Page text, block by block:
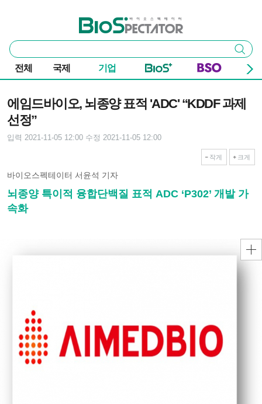
바이오스펙테이터
통
합
검
색
검색
전체 국제 기업
에임드바이오, 뇌종양 표적 'ADC' “KDDF 과제
선정”
입력 2021-11-05 12:00 수정 2021-11-05 12:00
작게 크게
바이오스펙테이터 서윤석 기자
뇌종양 특이적 융합단백질 표적 ADC ‘P302’ 개발 가
속화